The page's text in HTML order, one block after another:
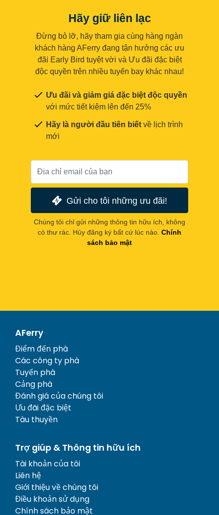
Hãy giữ liên lạc
Đừng bỏ lỡ, hãy tham gia cùng hàng ngàn
khách hàng AFerry đang tận hưởng các ưu
đãi Early Bird tuyệt vời và Ưu đãi đặc biệt
độc quyền trên nhiều tuyến bay khác nhau!
Ưu đãi và giảm giá đặc biệt độc quyền
với mức tiết kiệm lên đến 25%
Hãy là người đầu tiên biết về lịch trình
mới
Gửi cho tôi những ưu đãi!
Chúng tôi chỉ gửi những thông tin hữu ích, không
có thư rác. Hủy đăng ký bất cứ lúc nào. Chính
sách bảo mật
AFerry
Điểm đến phà
Các công ty phà
Tuyến phà
Cảng phà
Đánh giá của chúng tôi
Ưu đãi đặc biệt
Tàu thuyền
Trợ giúp & Thông tin hữu ích
Tài khoản của tôi
Liên hệ
Giới thiệu về chúng tôi
Điều khoản sử dụng
Chính sách bảo mật